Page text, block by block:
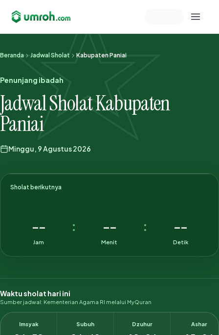
Memeriksa sesi akun
Beranda Jadwal Sholat Kabupaten Paniai
Penunjang ibadah
Jadwal Sholat Kabupaten
Paniai
Minggu, 9 Agustus 2026
Sholat berikutnya
--
Jam
: --
Menit
: --
Detik
Waktu sholat hari ini
Sumber jadwal: Kementerian Agama RI melalui MyQuran
Imsyak Subuh Dzuhur Ashar